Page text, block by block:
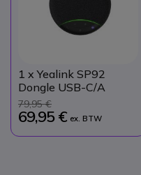
1 x Yealink SP92
Dongle USB-C/A
79,95 €
69,95 € ex. BTW